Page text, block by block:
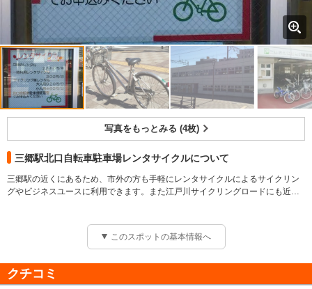
写真をもっとみる (4枚)
三郷駅北口自転車駐車場レンタサイクルについて
三郷駅の近くにあるため、市外の方も手軽にレンタサイクルによるサイクリン
グやビジネスユースに利用できます。また江戸川サイクリングロードにも近い
【料金】 大人: 920円 観光用/1日 子供: 460円 観光用/1日 その他: 300円 一時利
このスポットの基本情報へ
クチコミ